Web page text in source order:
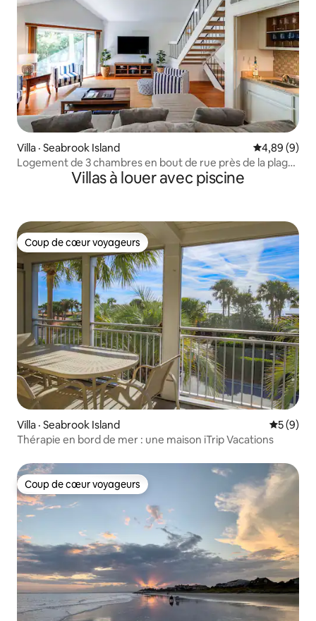
Villa · Seabrook Island Note
4,89 (9)
Logement de 3 chambres en bout de rue près de la plage.
Animaux acceptés !Villas à louer avec piscine
Coup de cœur voyageurs
Coup de cœur voyageurs
Villa · Seabrook Island Note
5 (9)
Thérapie en bord de mer : une maison iTrip Vacations
Coup de cœur voyageurs
Coup de cœur voyageurs